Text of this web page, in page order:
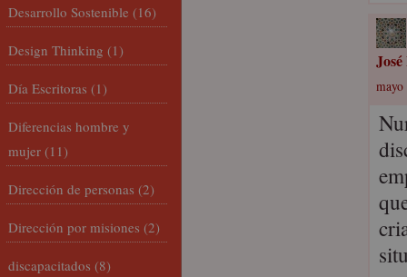
mayo
Desarrollo Sostenible (16)
Design Thinking (1)
Día Escritoras (1)
Diferencias hombre y
mujer (11)
Dirección de personas (2)
Dirección por misiones (2)
discapacitados (8)